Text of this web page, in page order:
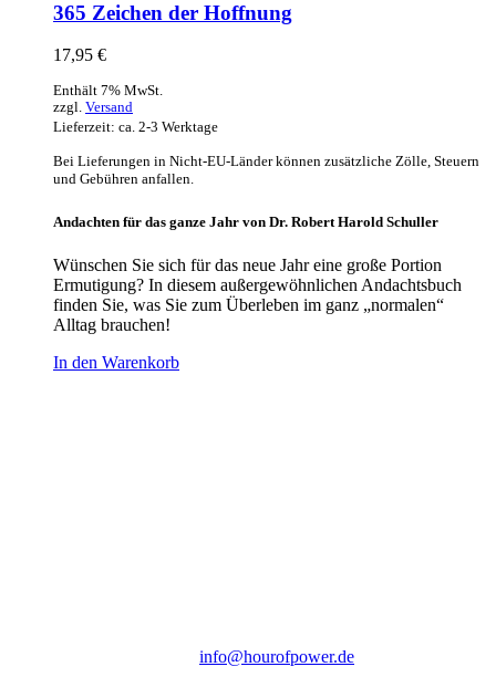
365 Zeichen der Hoffnung
17,95 €
Enthält 7% MwSt.
zzgl. Versand
Lieferzeit: ca. 2-3 Werktage
Bei Lieferungen in Nicht-EU-Länder können zusätzliche Zölle, Steuern
und Gebühren anfallen.
Andachten für das ganze Jahr von Dr. Robert Harold Schuller
Wünschen Sie sich für das neue Jahr eine große Portion
Ermutigung? In diesem außergewöhnlichen Andachtsbuch
finden Sie, was Sie zum Überleben im ganz „normalen“
Alltag brauchen!
In den Warenkorb
info@hourofpower.de